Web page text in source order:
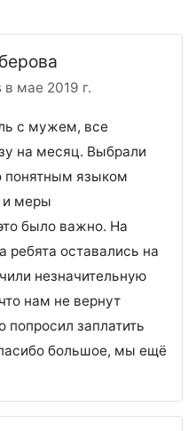
мае 2019 г.
с мужем, все
на месяц. Выбрали
понятным языком
и меры
было важно. На
ребята оставались на
незначительную
нам не вернут
попросил заплатить
большое, мы ещё